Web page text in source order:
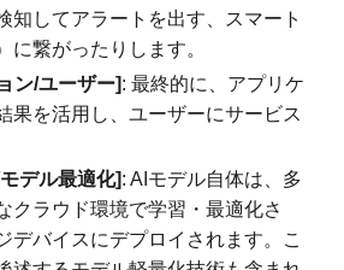
知してアラートを出す、スマート
に繋がったりします。
ン/ユーザー]: 最終的に、アプリケ
果を活用し、ユーザーにサービス
デル最適化]: AIモデル自体は、多
クラウド環境で学習・最適化さ
デバイスにデプロイされます。こ